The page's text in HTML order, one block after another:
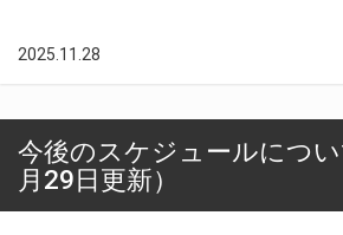
2025.11.28
今後のスケジュールにつ
月29日更新）